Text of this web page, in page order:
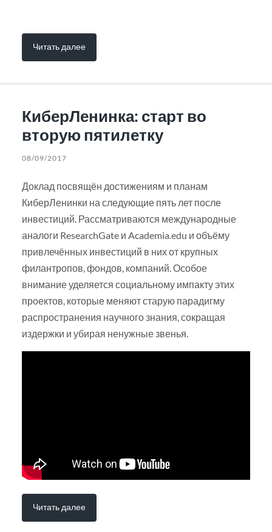
Читать далее
КиберЛенинка: старт во
вторую пятилетку
08/09/2017
Доклад посвящён достижениям и планам
КиберЛенинки на следующие пять лет после
инвестиций. Рассматриваются международные
аналоги ResearchGate и Academia.edu и объёму
привлечённых инвестиций в них от крупных
филантропов, фондов, компаний. Особое
внимание уделяется социальному импакту этих
проектов, которые меняют старую парадигму
распространения научного знания, сокращая
издержки и убирая ненужные звенья.
Читать далее